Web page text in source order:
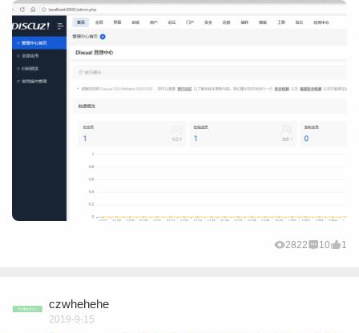
2822 10 1
czwhehehe
2019-9-15